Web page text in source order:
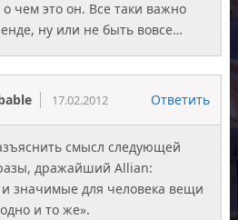
чем это он. Все таки важно
ну или не быть вовсе…
17.02.2012 Ответить
смысл следующей
дражайший Allian:
и значимые для человека вещи
и то же».